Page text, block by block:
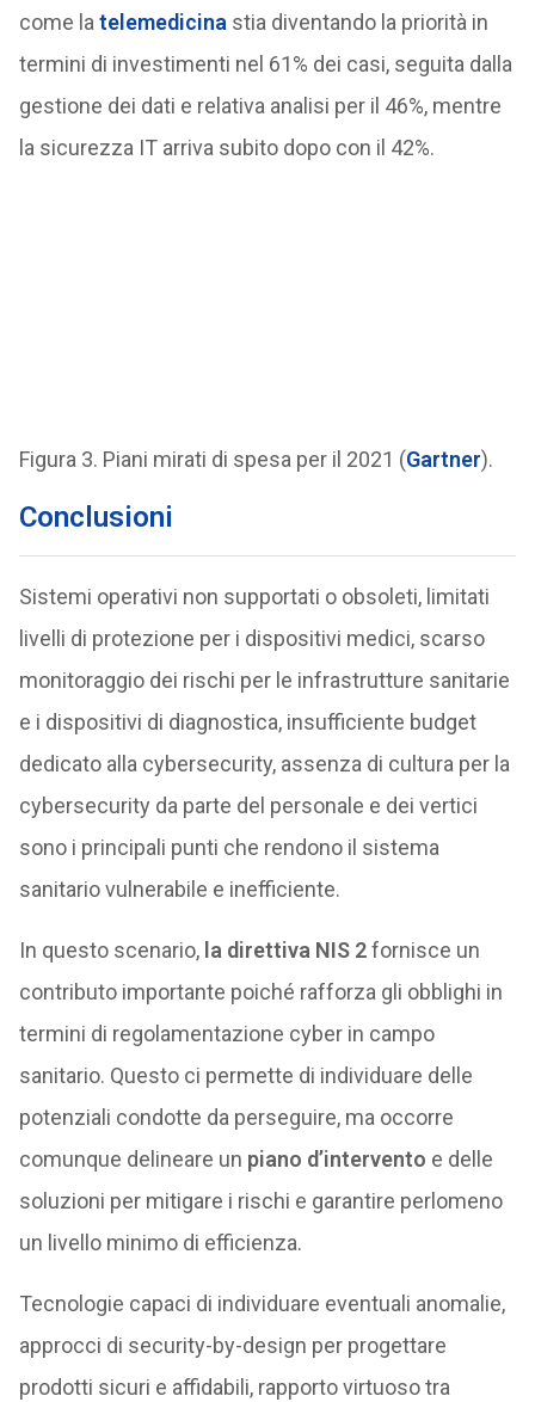
come la telemedicina stia diventando la priorità in
termini di investimenti nel 61% dei casi, seguita dalla
gestione dei dati e relativa analisi per il 46%, mentre
la sicurezza IT arriva subito dopo con il 42%.
Figura 3. Piani mirati di spesa per il 2021 (Gartner).
Conclusioni
Sistemi operativi non supportati o obsoleti, limitati
livelli di protezione per i dispositivi medici, scarso
monitoraggio dei rischi per le infrastrutture sanitarie
e i dispositivi di diagnostica, insufficiente budget
dedicato alla cybersecurity, assenza di cultura per la
cybersecurity da parte del personale e dei vertici
sono i principali punti che rendono il sistema
sanitario vulnerabile e inefficiente.
In questo scenario, la direttiva NIS 2fornisce un
contributo importante poiché rafforza gli obblighi in
termini di regolamentazione cyber in campo
sanitario. Questo ci permette di individuare delle
potenziali condotte da perseguire, ma occorre
comunque delineare un piano d’intervento e delle
soluzioni per mitigare i rischi e garantire perlomeno
un livello minimo di efficienza.
Tecnologie capaci di individuare eventuali anomalie,
approcci di security-by-design per progettare
prodotti sicuri e affidabili, rapporto virtuoso tra